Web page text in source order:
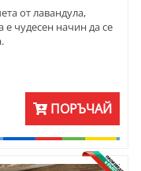
от лавандула,
чудесен начин да се
ПОРЪЧАЙ